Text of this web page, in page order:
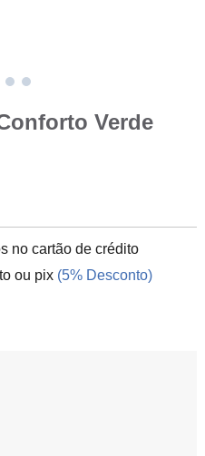
Verde
no cartão de crédito
ou pix (5% Desconto)